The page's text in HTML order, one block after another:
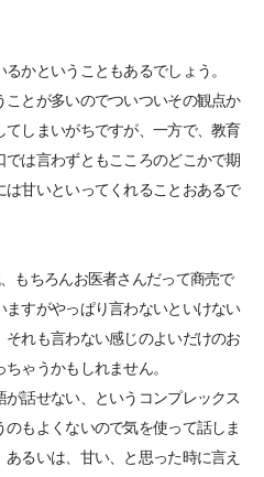
かということもあるでしょう。
とが多いのでついついその観点か
てしまいがちですが、一方で、教育
は言わずともこころのどこかで期
甘いといってくれることおあるで
もちろんお医者さんだって商売で
すがやっぱり言わないといけない
れも言わない感じのよいだけのお
ゃうかもしれません。
話せない、というコンプレックス
もよくないので気を使って話しま
るいは、甘い、と思った時に言え